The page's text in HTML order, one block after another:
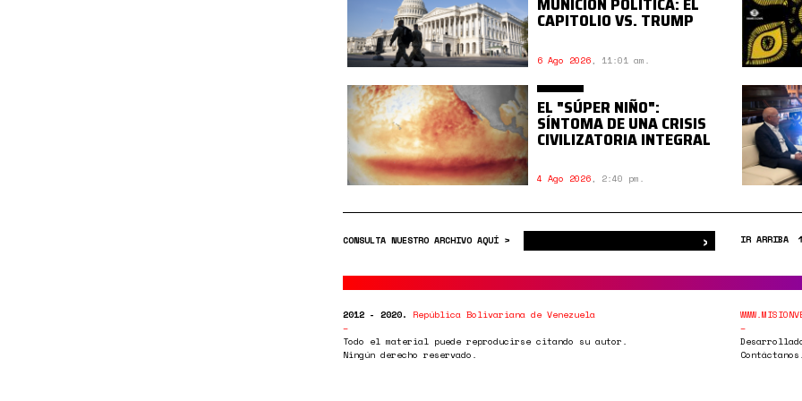
CAPITOLIO VS. TRUMP
6 Ago 2026, 11:01 am.
EL "SÚPER NIÑO":
SÍNTOMA DE UNA CRISIS
CIVILIZATORIA INTEGRAL
4 Ago 2026, 2:40 pm.
CONSULTA NUESTRO ARCHIVO AQUÍ > › BuscarIR ARRIBA
2012 - 2020. República Bolivariana de Venezuela
Todo el material puede reproducirse citando su autor.
Ningún derecho reservado.